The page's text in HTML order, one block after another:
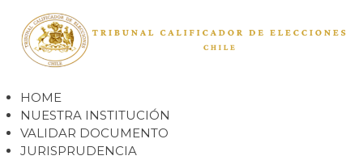
HOME
NUESTRA INSTITUCIÓN
VALIDAR DOCUMENTO
JURISPRUDENCIA